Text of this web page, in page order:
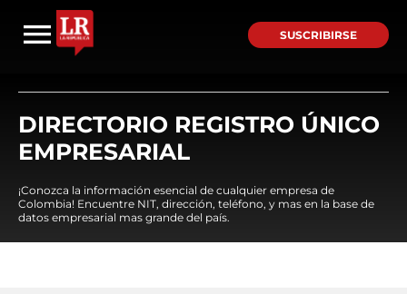
SUSCRIBIRSE
DIRECTORIO REGISTRO ÚNICO
EMPRESARIAL
¡Conozca la información esencial de cualquier empresa de
Colombia! Encuentre NIT, dirección, teléfono, y mas en la base de
datos empresarial mas grande del país.